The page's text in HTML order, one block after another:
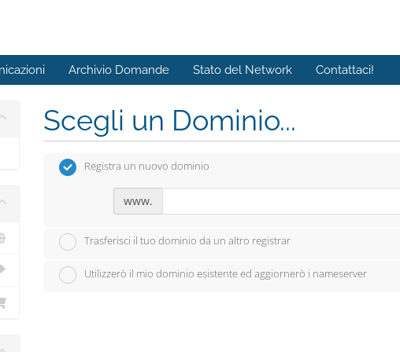
Archivio Domande Stato del Network Contattaci!
Scegli un Dominio...
Registra un nuovo dominio
www.
Trasferisci il tuo dominio da un altro registrar
Utilizzerò il mio dominio esistente ed aggiornerò i nameserver